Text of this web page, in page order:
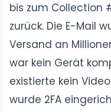
bis zum Collection
zurück. Die E-Mail
Versand an
war kein Gerät
existierte kein
wurde 2FA